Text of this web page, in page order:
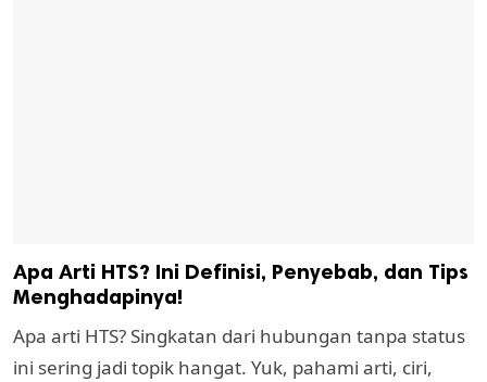
Apa Arti HTS? Ini Definisi, Penyebab, dan Tips
Menghadapinya!
Apa arti HTS? Singkatan dari hubungan tanpa status
ini sering jadi topik hangat. Yuk, pahami arti, ciri,